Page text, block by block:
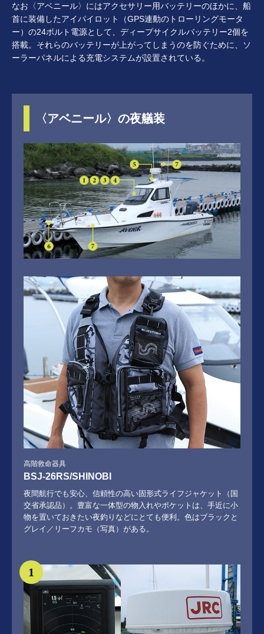
なお〈アベニール〉にはアクセサリー用バッテリーのほかに、船
首に装備したアイパイロット（GPS連動のトローリングモータ
ー）の24ボルト電源として、ディープサイクルバッテリー2個を
搭載。それらのバッテリーが上がってしまうのを防ぐために、ソ
ーラーパネルによる充電システムが設置されている。
〈アベニール〉の夜艤装
高階救命器具
BSJ-26RS/SHINOBI
夜間航行でも安心、信頼性の高い固形式ライフジャケット（国
交省承認品）。豊富な一体型の物入れやポケットは、手近に小
物を置いておきたい夜釣りなどにとても便利。色はブラックと
グレイ／リーフカモ（写真）がある。
1